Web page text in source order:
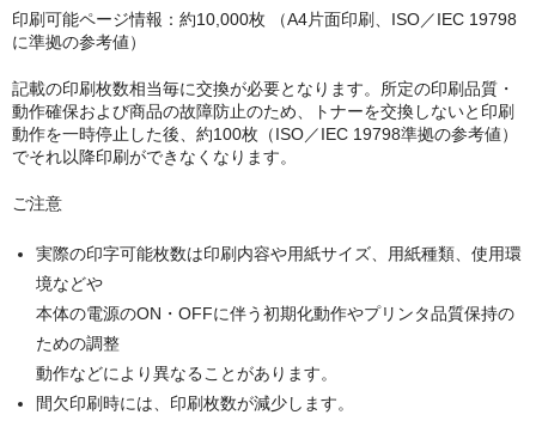
ブラザー BROTHER
輪転機用インク・マスター
リソー RISO
リコー RICOH
デュプロ duplo
印刷可能ページ情報：約10,000枚 （A4片面印刷、ISO／IEC 19798
に準拠の参考値）
記載の印刷枚数相当毎に交換が必要となります。所定の印刷品質・
動作確保および商品の故障防止のため、トナーを交換しないと印刷
動作を一時停止した後、約100枚（ISO／IEC 19798準拠の参考値）
でそれ以降印刷ができなくなります。
ご注意
実際の印字可能枚数は印刷内容や用紙サイズ、用紙種類、使用環
境などや
本体の電源のON・OFFに伴う初期化動作やプリンタ品質保持の
ための調整
動作などにより異なることがあります。
間欠印刷時には、印刷枚数が減少します。